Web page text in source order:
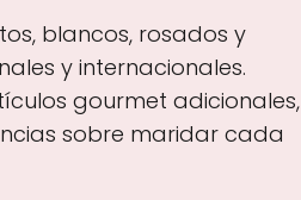
blancos, rosados y
y internacionales.
gourmet adicionales,
sobre maridar cada